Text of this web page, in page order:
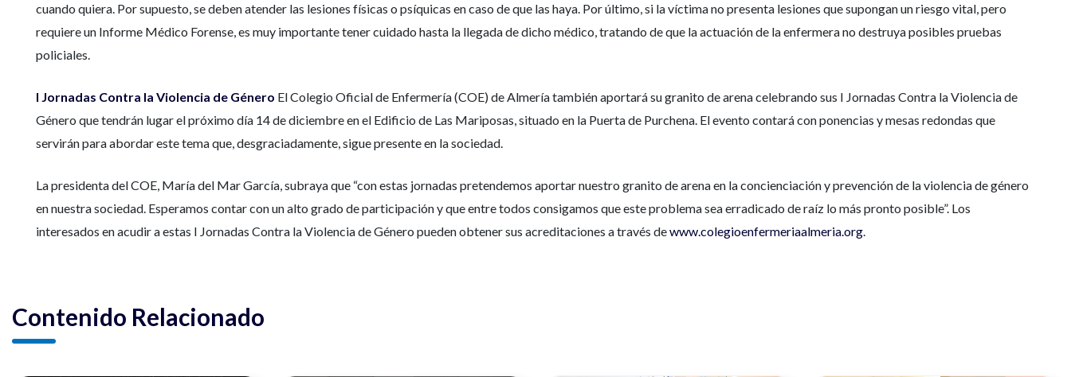
cuando quiera. Por supuesto, se deben atender las lesiones físicas o psíquicas en caso de que las haya. Por último, si la víctima no presenta lesiones que supongan un riesgo vital, pero
requiere un Informe Médico Forense, es muy importante tener cuidado hasta la llegada de dicho médico, tratando de que la actuación de la enfermera no destruya posibles pruebas
policiales.
I Jornadas Contra la Violencia de Género El Colegio Oficial de Enfermería (COE) de Almería también aportará su granito de arena celebrando sus I Jornadas Contra la Violencia de
Género que tendrán lugar el próximo día 14 de diciembre en el Edificio de Las Mariposas, situado en la Puerta de Purchena. El evento contará con ponencias y mesas redondas que
servirán para abordar este tema que, desgraciadamente, sigue presente en la sociedad.
La presidenta del COE, María del Mar García, subraya que “con estas jornadas pretendemos aportar nuestro granito de arena en la concienciación y prevención de la violencia de género
en nuestra sociedad. Esperamos contar con un alto grado de participación y que entre todos consigamos que este problema sea erradicado de raíz lo más pronto posible”. Los
interesados en acudir a estas I Jornadas Contra la Violencia de Género pueden obtener sus acreditaciones a través dewww.colegioenfermeriaalmeria.org.
Contenido Relacionado